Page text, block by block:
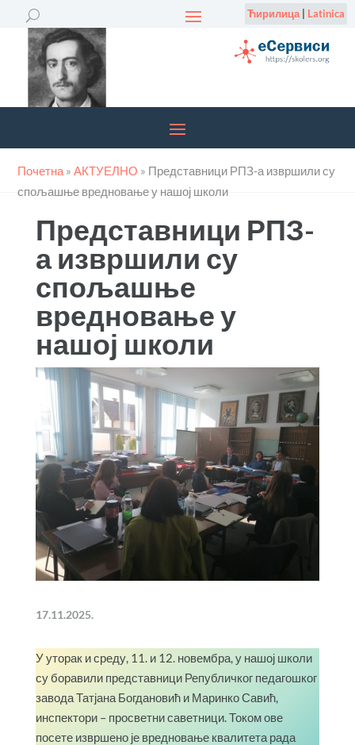
Ћирилица| Latinica
Почетна »АКТУЕЛНО » Представници РПЗ-а извршили су
спољашње вредновање у нашој школи
Представници РПЗ-
а извршили су
спољашње
вредновање у
нашој школи
17.11.2025.
У уторак и среду, 11. и 12. новембра, у нашој школи
су боравили представници Републичког педагошког
завода Татјана Богдановић и Маринко Савић,
инспектори – просветни саветници. Током ове
посете извршено је вредновање квалитета рада